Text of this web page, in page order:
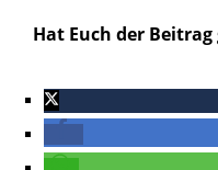
Hat Euch der